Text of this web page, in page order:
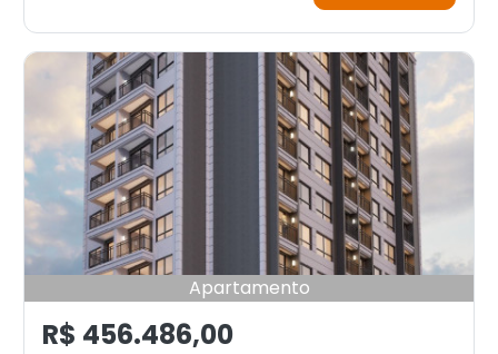
Apartamento
R$ 456.486,00